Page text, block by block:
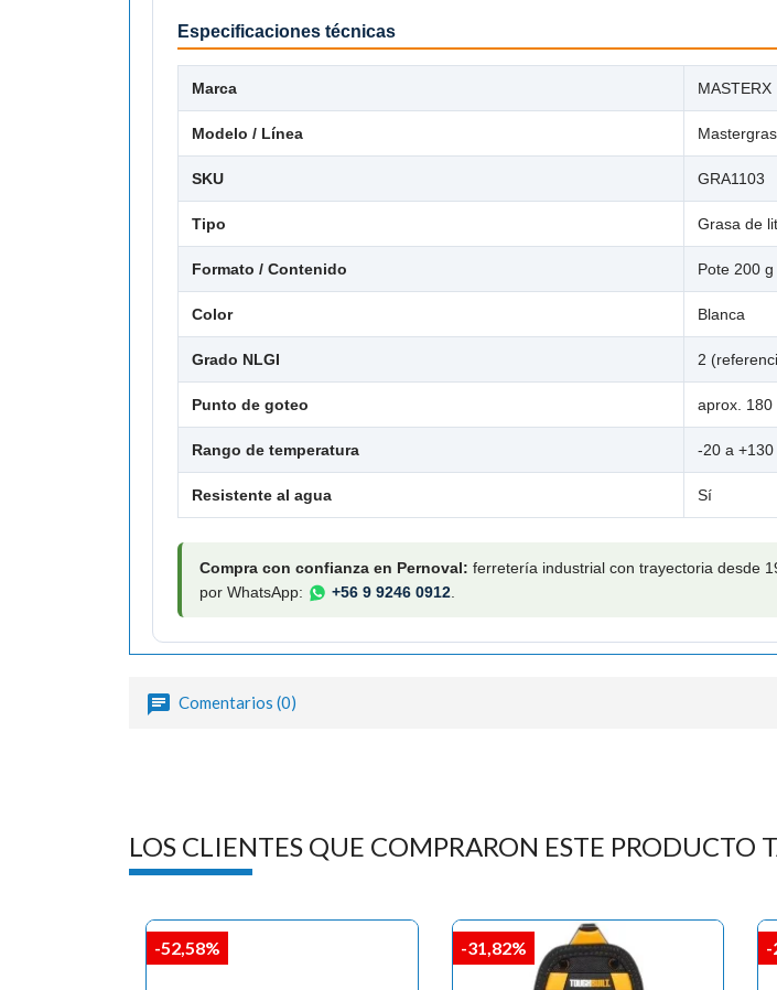
Especificaciones técnicas
Marca MASTERX
Modelo / Línea Mastergras
SKU GRA1103
Tipo Grasa de
Formato / Contenido Pote 200 g
Color Blanca
Grado NLGI 2
Punto de goteo aprox. 180
Rango de temperatura -20 a +130
Resistente al agua Sí
Compra con confianza en Pernoval: ferretería industrial con trayectoria desde
por WhatsApp:
+56 9 9246 0912
Comentarios (0)
LOS CLIENTES QUE COMPRARON ESTE
-52,58% -31,82% -